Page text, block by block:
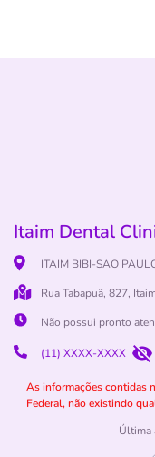
Itaim Dental
ITAIM BIBI-SAO
Rua Tabapuã, 827,
Não possui pronto
(11) XXXX-XXXX
As informações contidas
Federal, não existindo
Última